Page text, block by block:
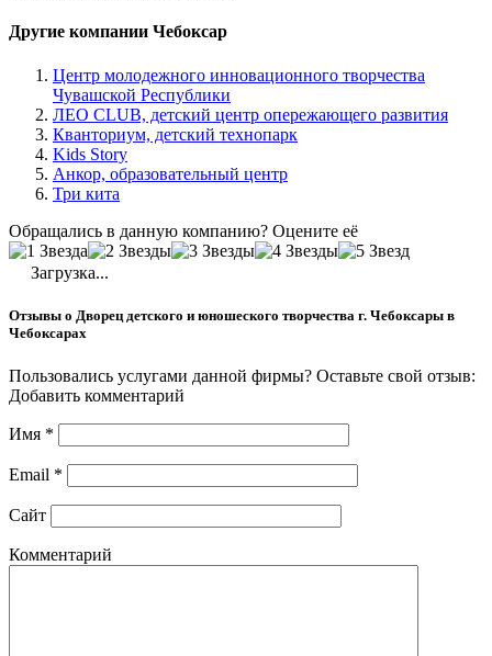
Другие компании Чебоксар
Центр молодежного инновационного творчества
Чувашской Республики
ЛЕО CLUB, детский центр опережающего развития
Кванториум, детский технопарк
Kids Story
Анкор, образовательный центр
Три кита
Обращались в данную компанию? Оцените её
Загрузка...
Отзывы о Дворец детского и юношеского творчества г. Чебоксары в
Чебоксарах
Пользовались услугами данной фирмы? Оставьте свой отзыв:
Добавить комментарий
Имя *
Email *
Сайт
Комментарий